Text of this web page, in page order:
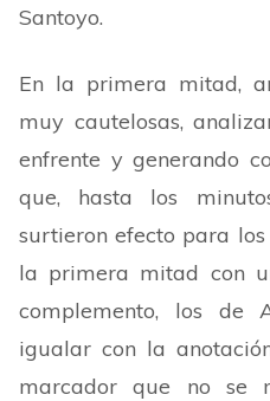
Santoyo.
En la primera mitad,
muy cautelosas,
enfrente y generando
que, hasta los
surtieron efecto para
la primera mitad con
complemento, los de
igualar con la
marcador que no se